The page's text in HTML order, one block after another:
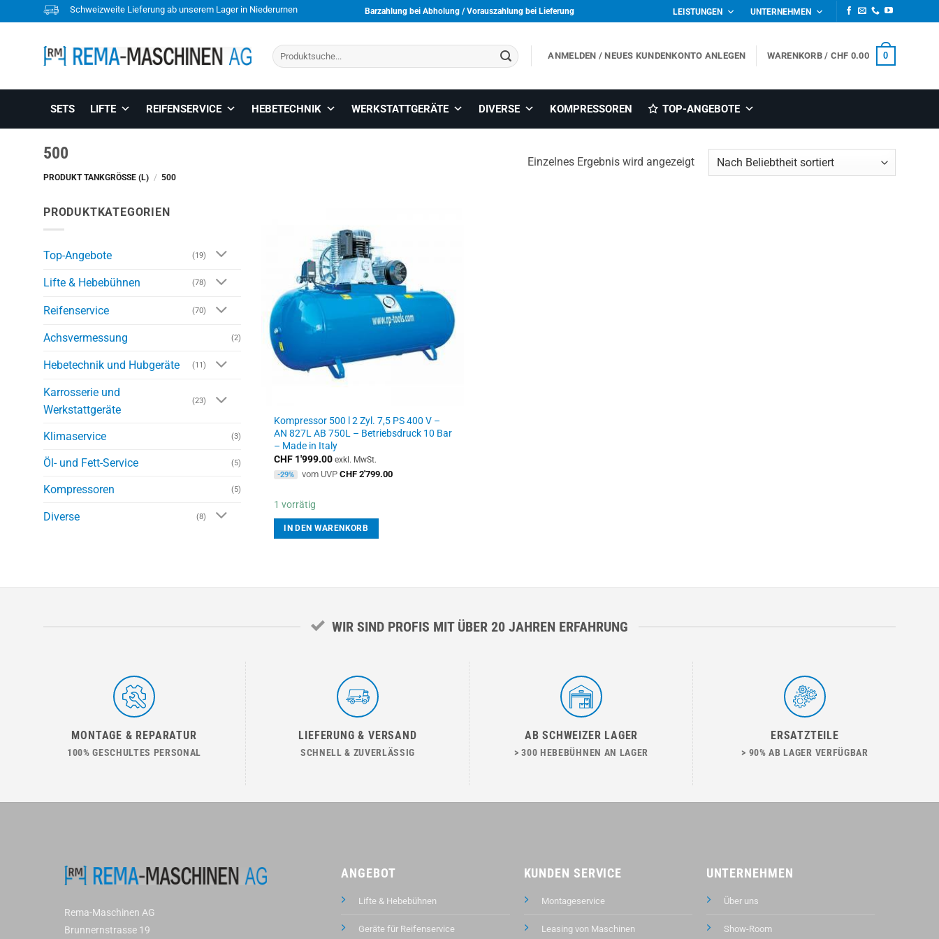
to
Schweizweite Lieferung ab unserem Lager in Niederurnen Barzahlung bei Abholung / Vorauszahlung bei Lieferung LEISTUNGEN UNTERNEHMEN
Suchen
nach:
ANMELDEN / NEUES KUNDENKONTO ANLEGEN WARENKORB / CHF 0.00 0
SETS LIFTE REIFENSERVICE HEBETECHNIK WERKSTATTGERÄTE DIVERSE KOMPRESSOREN TOP-ANGEBOTE
500
PRODUKT TANKGRÖSSE (L) / 500
Einzelnes Ergebnis wird angezeigt
PRODUKTKATEGORIEN
Top-Angebote (19)
Lifte & Hebebühnen (78)
Reifenservice (70)
Achsvermessung (2)
Hebetechnik und Hubgeräte (11)
Karrosserie und
Werkstattgeräte
(23)
Klimaservice (3)
Öl- und Fett-Service (5)
Kompressoren (5)
Diverse (8)
Kompressor 500 l 2 Zyl. 7,5 PS 400 V –
AN 827L AB 750L – Betriebsdruck 10 Bar
– Made in Italy
CHF1'999.00 exkl. MwSt.
-29% vom UVP CHF2'799.00
1 vorrätig
IN DEN WARENKORB
WIR SIND PROFIS MIT ÜBER 20 JAHREN ERFAHRUNG
MONTAGE & REPARATUR
100% GESCHULTES PERSONAL
LIEFERUNG & VERSAND
SCHNELL & ZUVERLÄSSIG
AB SCHWEIZER LAGER
> 300 HEBEBÜHNEN AN LAGER
ERSATZTEILE
> 90% AB LAGER VERFÜGBAR
Rema-Maschinen AG
Brunnernstrasse 19
ANGEBOT
Lifte & Hebebühnen
Geräte für Reifenservice
KUNDEN SERVICE
Montageservice
Leasing von Maschinen
UNTERNEHMEN
Über uns
Show-Room